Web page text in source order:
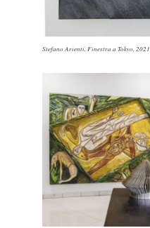
Stefano Arienti, Finestra a Tokyo , 2021